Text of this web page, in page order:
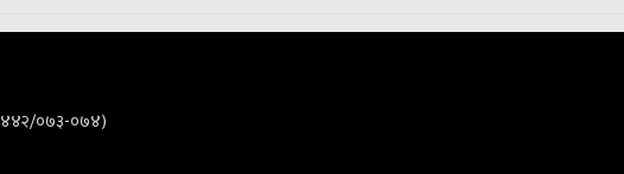
४४२/०७३-०७४)